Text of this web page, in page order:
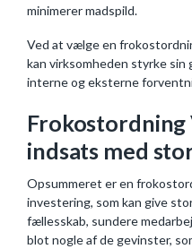
minimerer madspild.
Ved at vælge en
kan virksomheden styrke sin
interne og eksterne
indsats med
Opsummeret er en
investering, som kan give
fællesskab, sundere
blot nogle af de gevinster,